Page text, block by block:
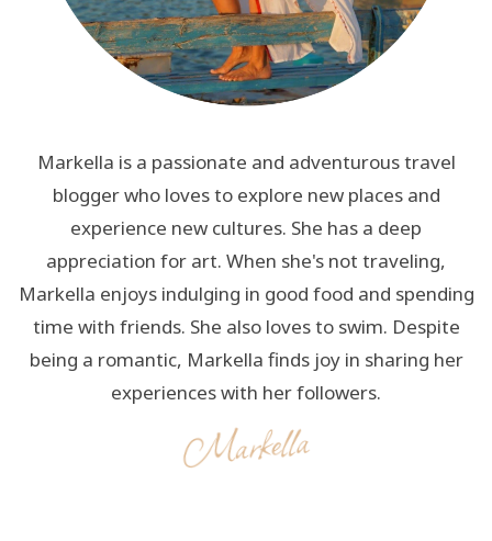
Markella is a passionate and adventurous travel
blogger who loves to explore new places and
experience new cultures. She has a deep
appreciation for art. When she's not traveling,
Markella enjoys indulging in good food and spending
time with friends. She also loves to swim. Despite
being a romantic, Markella finds joy in sharing her
experiences with her followers.